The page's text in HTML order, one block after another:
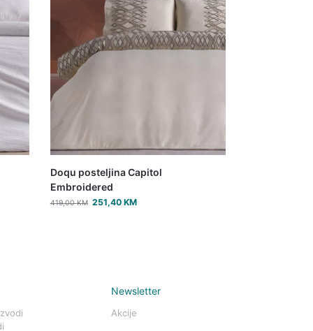
Doqu posteljina Capitol
Embroidered
419,00KM 251,40KM
Newsletter
Akcije